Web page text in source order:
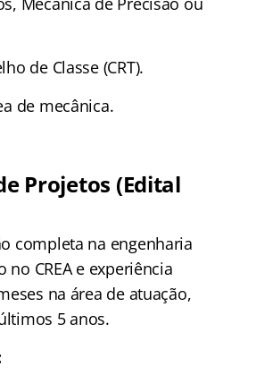
de Classe (CRT).
de mecânica.
Projetos (Edital
completa na engenharia
no CREA e experiência
na área de atuação,
5 anos.